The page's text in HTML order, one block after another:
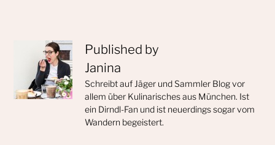
Published by
Janina
Schreibt auf Jäger und Sammler Blog vor
allem über Kulinarisches aus München. Ist
ein Dirndl-Fan und ist neuerdings sogar vom
Wandern begeistert.